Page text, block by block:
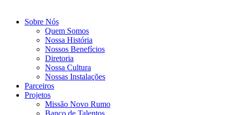
Sobre Nós
Quem Somos
Nossa História
Nossos Benefícios
Diretoria
Nossa Cultura
Nossas Instalações
Parceiros
Projetos
Missão Novo Rumo
Banco de Talentos